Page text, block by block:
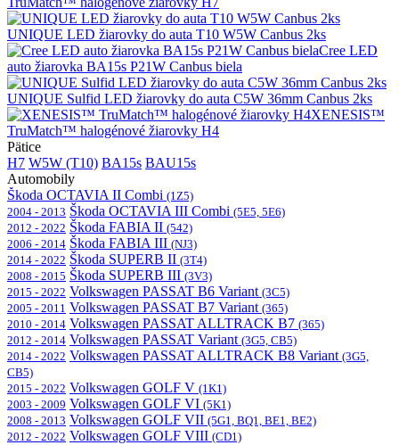
UNIQUE LED žiarovky do auta T10 W5W Canbus 2ks
Cree LED
auto žiarovka BA15s P21W Canbus biela
UNIQUE Sulfid LED žiarovky do auta C5W 36mm Canbus 2ks
XENESIS™
TruMatch™ halogénové žiarovky H4
Pätice
H7 W5W (T10) BA15s BAU15s
Automobily
Škoda OCTAVIA II Combi (1Z5)
2004 - 2013 Škoda OCTAVIA III Combi (5E5, 5E6)
2012 - 2022 Škoda FABIA II (542)
2006 - 2014 Škoda FABIA III (NJ3)
2014 - 2022 Škoda SUPERB II (3T4)
2008 - 2015 Škoda SUPERB III (3V3)
2015 - 2022 Volkswagen PASSAT B6 Variant (3C5)
2005 - 2011 Volkswagen PASSAT B7 Variant (365)
2010 - 2014 Volkswagen PASSAT ALLTRACK B7 (365)
2012 - 2014 Volkswagen PASSAT Variant (3G5, CB5)
2014 - 2022 Volkswagen PASSAT ALLTRACK B8 Variant (3G5,
CB5)
2015 - 2022 Volkswagen GOLF V (1K1)
2003 - 2009 Volkswagen GOLF VI (5K1)
2008 - 2013 Volkswagen GOLF VII (5G1, BQ1, BE1, BE2)
2012 - 2022 Volkswagen GOLF VIII (CD1)